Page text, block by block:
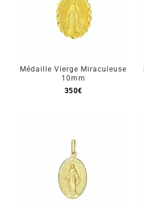
Médaille Vierge Miraculeuse
10mm
350€